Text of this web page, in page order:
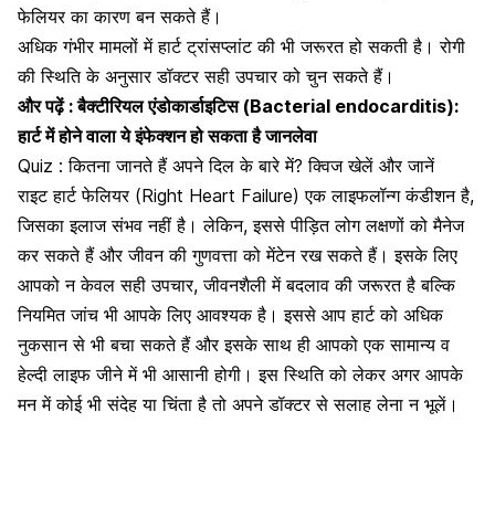
फेलियर का कारण बन सकते हैं।
अधिक गंभीर मामलों में हार्ट ट्रांसप्लांट की भी जरूरत हो सकती है। रोगी
की स्थिति के अनुसार डॉक्टर सही उपचार को चुन सकते हैं।
और पढ़ें :बैक्टीरियल एंडोकार्डाइटिस (Bacterial endocarditis):
हार्ट में होने वाला ये इंफेक्शन हो सकता है जानलेवा
Quiz : कितना जानते हैं अपने दिल के बारे में? क्विज खेलें और जानें
राइट हार्ट फेलियर (Right Heart Failure) एक लाइफलॉन्ग कंडीशन है,
जिसका इलाज संभव नहीं है। लेकिन, इससे पीड़ित लोग लक्षणों को मैनेज
कर सकते हैं और जीवन की गुणवत्ता को मेंटेन रख सकते हैं। इसके लिए
आपको न केवल सही उपचार, जीवनशैली में बदलाव की जरूरत है बल्कि
नियमित जांच भी आपके लिए आवश्यक है । इससे आप हार्ट को अधिक
नुकसान से भी बचा सकते हैं और इसके साथ ही आपको एक सामान्य व
हेल्दी लाइफ जीने में भी आसानी होगी। इस स्थिति को लेकर अगर आपके
मन में कोई भी संदेह या चिंता है तो अपने डॉक्टर से सलाह लेना न भूलें।